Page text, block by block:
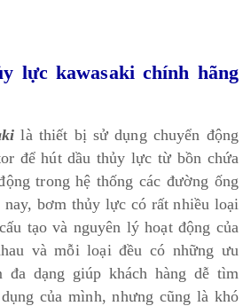
lực kawasaki chính hãng
là thiết bị sử dụng chuyển động
để hút dầu thủy lực từ bồn chứa
trong hệ thống các đường ống
bơm thủy lực có rất nhiều loại
tạo và nguyên lý hoạt động của
và mỗi loại đều có những ưu
đa dạng giúp khách hàng dễ tìm
của mình, nhưng cũng là khó